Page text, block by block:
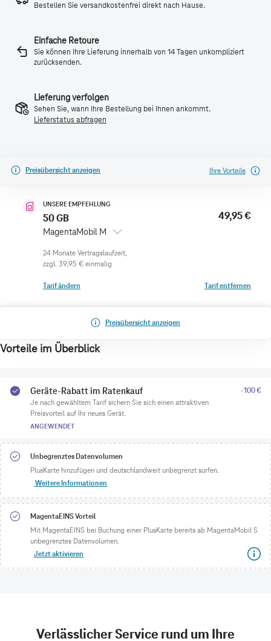
Bestellen Sie versandkostenfrei direkt nach Hause.
Einfache Retoure
Sie können Ihre Lieferung innerhalb von 14 Tagen unkompliziert
zurücksenden.
Lieferung verfolgen
Sehen Sie, wann Ihre Bestellung bei Ihnen ankommt.
Lieferstatus abfragen
Preisübersicht anzeigen Ihre Vorteile
UNSERE EMPFEHLUNG
50 GB
MagentaMobil M
49,95 €
zzgl. 39,95 € einmalig
Tarif ändern Tarif entfernen
Preisübersicht anzeigen
Vorteile im Überblick
Geräte-Rabatt im Ratenkauf
Je nach gewähltem Tarif sichern Sie sich einen attraktiven
Preisvorteil auf Ihr neues Gerät.
ANGEWENDET
-100 €
Unbegrenztes Datenvolumen
PlusKarte hinzufügen und deutschlandweit unbegrenzt surfen.
Weitere Informationen
MagentaEINS Vorteil
Mit MagentaEINS bei Buchung einer PlusKarte bereits ab MagentaMobil S
unbegrenztes Datenvolumen.
Jetzt aktivieren